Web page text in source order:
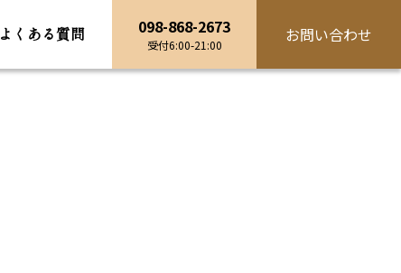
よくある質問 098-868-2673
受付6:00-21:00 お問い合わせ